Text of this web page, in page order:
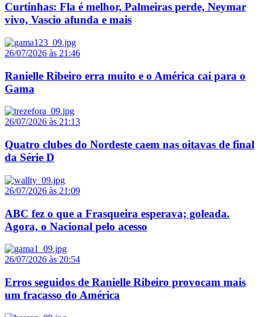
Curtinhas: Fla é melhor, Palmeiras perde, Neymar
vivo, Vascio afunda e mais
26/07/2026 às 21:46
Ranielle Ribeiro erra muito e o América cai para o
Gama
26/07/2026 às 21:13
Quatro clubes do Nordeste caem nas oitavas de final
da Série D
26/07/2026 às 21:09
ABC fez o que a Frasqueira esperava; goleada.
Agora, o Nacional pelo acesso
26/07/2026 às 20:54
Erros seguidos de Ranielle Ribeiro provocam mais
um fracasso do América